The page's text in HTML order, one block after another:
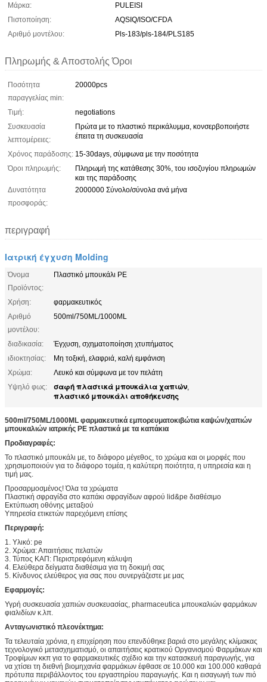
Μάρκα:
PULEISI
Πιστοποίηση:
AQSIQ/ISO/CFDA
Αριθμό μοντέλου:
Pls-183/pls-184/PLS185
Πληρωμής & Αποστολής Όροι
Ποσότητα
παραγγελίας min:
20000pcs
Τιμή:
negotiations
Συσκευασία
λεπτομέρειες:
Πρώτα με το πλαστικό περικάλυμμα, κονσερβοποιήστε
έπειτα τη συσκευασία
Χρόνος παράδοσης: 15-30days, σύμφωνα με την ποσότητα
Όροι πληρωμής:
Πληρωμή της κατάθεσης 30%, του ισοζυγίου πληρωμών
και της παράδοσης
Δυνατότητα
προσφοράς:
2000000 Σύνολο/σύνολα ανά μήνα
περιγραφή
Ιατρική έγχυση Molding
Όνομα
Προϊόντος:
Πλαστικό μπουκάλι PE
Χρήση:
φαρμακευτικός
Αριθμό
μοντέλου:
500ml/750ML/1000ML
διαδικασία:
Έγχυση, σχηματοποίηση χτυπήματος
ιδιοκτησίας:
Μη τοξική, ελαφριά, καλή εμφάνιση
Χρώμα:
Λευκό και σύμφωνα με τον πελάτη
Υψηλό φως:
σαφή πλαστικά μπουκάλια χαπιών,
πλαστικό μπουκάλι αποθήκευσης
500ml/750ML/1000ML φαρμακευτικά εμπορευματοκιβώτια καψών/χαπιών
μπουκαλιών ιατρικής PE πλαστικά με τα καπάκια
Προδιαγραφές:
Το πλαστικό μπουκάλι με, το διάφορο μέγεθος, το χρώμα και οι μορφές που
χρησιμοποιούν για το διάφορο τομέα, η καλύτερη ποιότητα, η υπηρεσία και η
τιμή μας.
Προσαρμοσμένος! Όλα τα χρώματα
Πλαστική σφραγίδα στο καπάκι σφραγίδων αφρού lid&pe διαθέσιμο
Εκτύπωση οθόνης μεταξιού
Υπηρεσία ετικετών παρεχόμενη επίσης
Περιγραφή:
1. Υλικό: pe
2. Χρώμα: Απαιτήσεις πελατών
3. Τύπος ΚΑΠ: Περιστρεφόμενη κάλυψη
4. Ελεύθερα δείγματα διαθέσιμα για τη δοκιμή σας
5. Κίνδυνος ελεύθερος για σας που συνεργάζεστε με μας
Εφαρμογές:
Υγρή συσκευασία χαπιών συσκευασίας, pharmaceutica μπουκαλιών φαρμάκων
φιαλιδίων κ.λπ.
Ανταγωνιστικό πλεονέκτημα:
Τα τελευταία χρόνια, η επιχείρηση που επενδύθηκε βαριά στο μεγάλης κλίμακας
τεχνολογικό μετασχηματισμό, οι απαιτήσεις κρατικού Οργανισμού Φαρμάκων και
Τροφίμων κκπ για το φαρμακευτικές σχέδιο και την κατασκευή παραγωγής, για
να χτίσει τη διεθνή βιομηχανία φαρμάκων έφθασε σε 10.000 και 100.000 καθαρά
πρότυπα περιβάλλοντος του εργαστηρίου παραγωγής. Και η εισαγωγή των πιό